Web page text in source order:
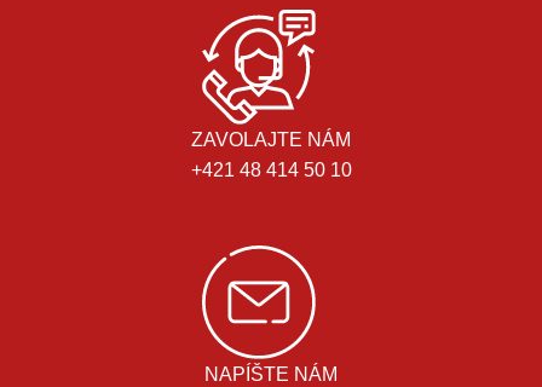
ZAVOLAJTE NÁM
+421 48 414 50 10
NAPÍŠTE NÁM